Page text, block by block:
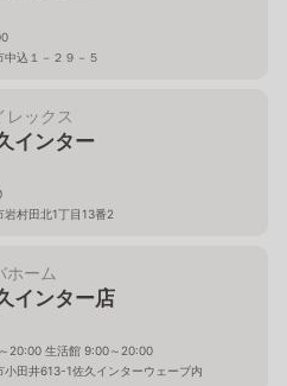
中込１－２９－５
レックス
インター
岩村田北1丁目13番2
ホーム
インター店
20:00 生活館 9:00～20:00
小田井613-1佐久インターウェーブ内